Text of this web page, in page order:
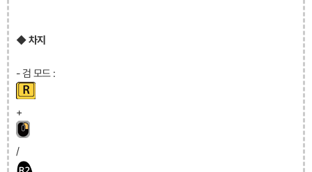
◆ 차지
- 검 모드 :
+
/